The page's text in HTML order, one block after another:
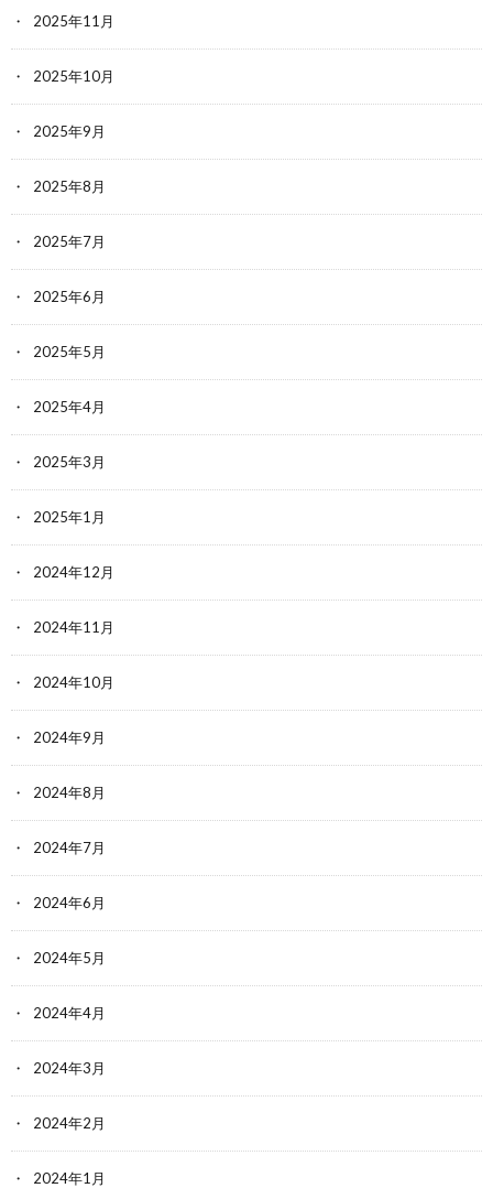
2025年11月
2025年10月
2025年9月
2025年8月
2025年7月
2025年6月
2025年5月
2025年4月
2025年3月
2025年1月
2024年12月
2024年11月
2024年10月
2024年9月
2024年8月
2024年7月
2024年6月
2024年5月
2024年4月
2024年3月
2024年2月
2024年1月